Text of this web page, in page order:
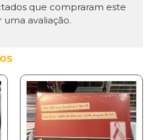
que compraram este
avaliação.